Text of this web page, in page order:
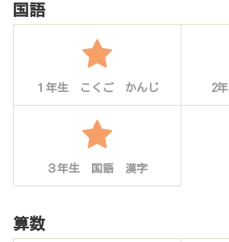
国語
１年生 こくご かんじ 2
３年生 国語 漢字
算数